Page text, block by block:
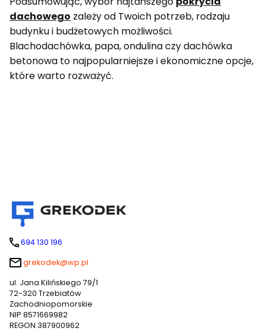
dachowego zależy od Twoich potrzeb, rodzaju
budynku i budżetowych możliwości.
Blachodachówka, papa, ondulina czy dachówka
betonowa to najpopularniejsze i ekonomiczne opcje,
które warto rozważyć.
694 130 196
grekodek@wp.pl
ul. Jana Kilińskiego 79/1
72-320 Trzebiatów
Zachodniopomorskie
NIP 8571669982
REGON 387900962